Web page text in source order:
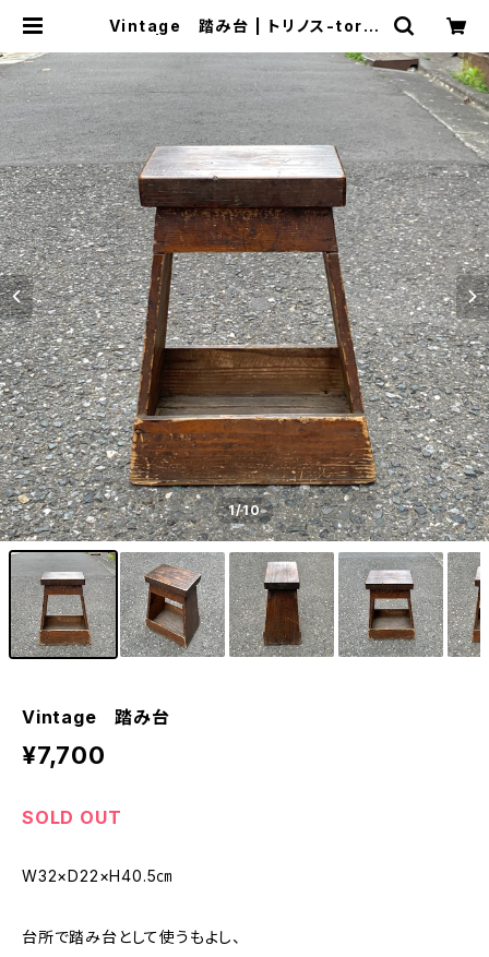
Vintage 踏み台 | トリノス-torin
1/10
Vintage 踏み台
¥7,700
SOLD OUT
W32×D22×H40.5㎝
台所で踏み台として使うもよし、